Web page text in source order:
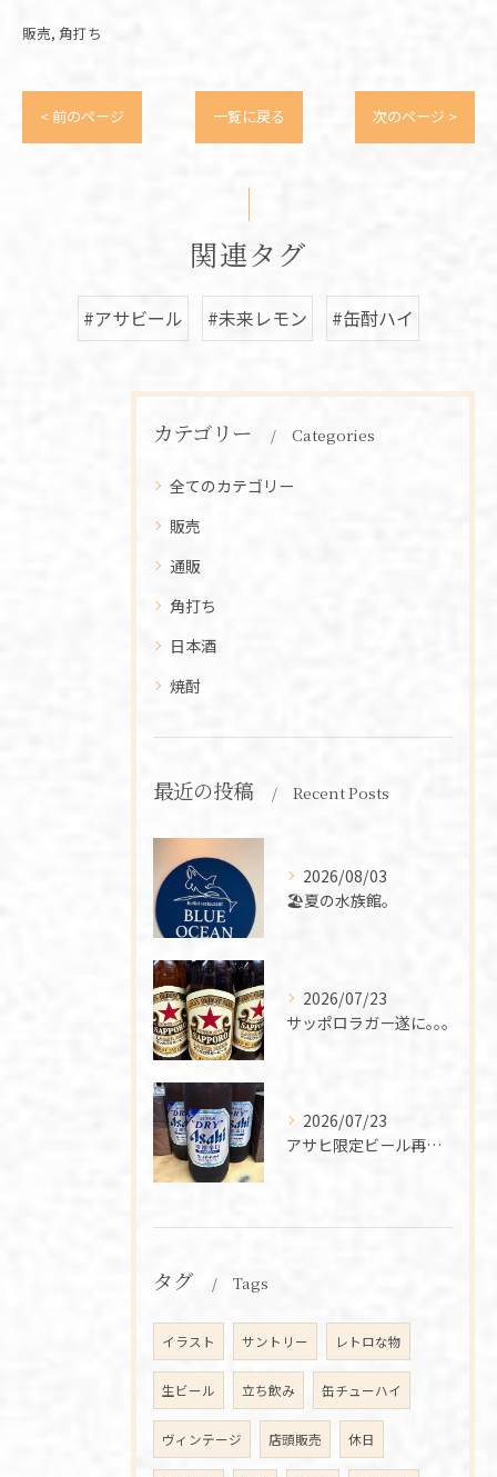
販売 角打ち
< 前のページ 一覧に戻る 次のページ >
関連タグ
#アサビール #未来レモン #缶酎ハイ
カテゴリー Categories
全てのカテゴリー
販売
通販
角打ち
日本酒
焼酎
最近の投稿 Recent Posts
2026/08/03
🏖️夏の水族館。
2026/07/23
サッポロラガー遂に｡｡｡
2026/07/23
アサヒ限定ビール再入荷‼️
タグ Tags
イラスト サントリー レトロな物
生ビール 立ち飲み 缶チューハイ
ヴィンテージ 店頭販売 休日